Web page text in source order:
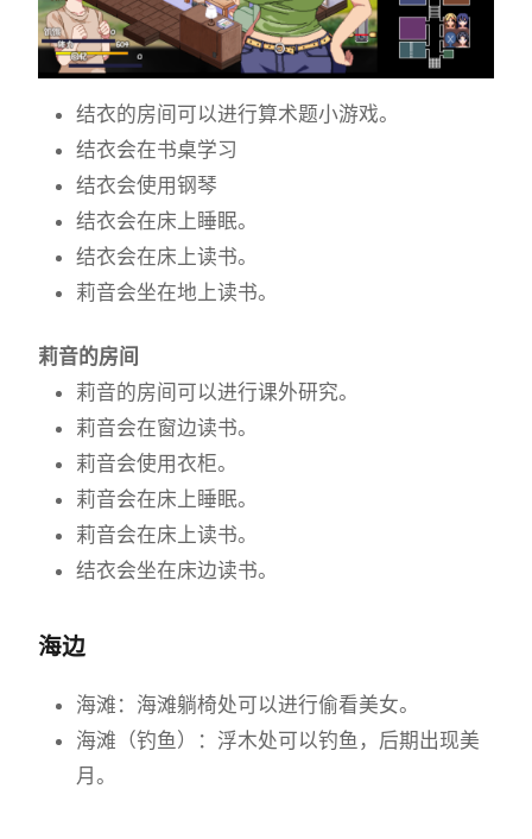
结衣的房间可以进行算术题小游戏。
结衣会在书桌学习
结衣会使用钢琴
结衣会在床上睡眠。
结衣会在床上读书。
莉音会坐在地上读书。
莉音的房间
莉音的房间可以进行课外研究。
莉音会在窗边读书。
莉音会使用衣柜。
莉音会在床上睡眠。
莉音会在床上读书。
结衣会坐在床边读书。
海边
海滩：海滩躺椅处可以进行偷看美女。
海滩（钓鱼）：浮木处可以钓鱼，后期出现美
月。